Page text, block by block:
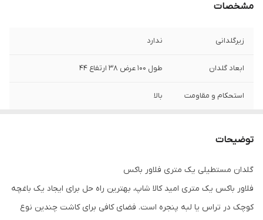
مشخصات
زیرگلدانی ندارد
ابعاد گلدان طول ۱۰۰ عرض ۳۸ ارتفاع ۴۴
استحکام و مقاومت بالا
توضیحات
گلدان مستطیلی یک متری فلاور باکس
فلاور باکس یک متری امید کالا شاپ، بهترین راه حل برای ایجاد یک باغچه
کوچک در تراس یا لبه پنجره است. فضای کافی برای کاشت چندین نوع